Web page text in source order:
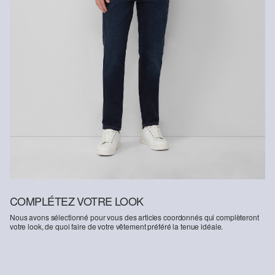
manière à économiser les ressources.
En choisissant nos produits en coton, vous soutenez notre
engagement envers la mission de Better Cotton visant à aider les
communautés à survivre et à prospérer, tout en protégeant et en
restaurant l’environnement. Better Cotton soutient les
communautés agricoles sur les plans social, environnemental et
économique en formant les agriculteurs aux méthodes de culture
plus durables. Ce produit est issu d’un système de bilan massique
et peut donc ne pas contenir de coton Better Cotton.
Retrouvez plus d’informations sur nos pages consacrées aux
questions de responsabilité
COMPLÉTEZ VOTRE LOOK
Nous avons sélectionné pour vous des articles coordonnés qui complèteront
votre look, de quoi faire de votre vêtement préféré la tenue idéale.